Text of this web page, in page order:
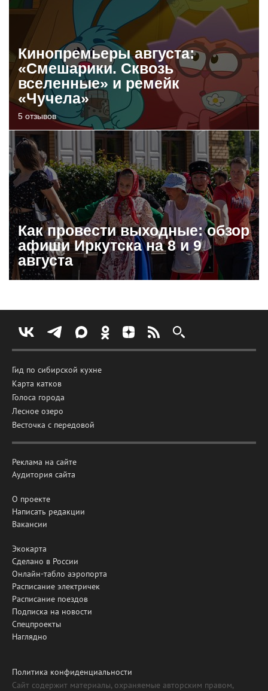
Кинопремьеры августа:
«Смешарики. Сквозь
вселенные» и ремейк
«Чучела»
5 отзывов
Как провести выходные: обзор
афиши Иркутска на 8 и 9
августа
Гид по сибирской кухне
Карта катков
Голоса города
Лесное озеро
Весточка с передовой
Реклама на сайте
Аудитория сайта
О проекте
Написать редакции
Вакансии
Экокарта
Сделано в России
Онлайн-табло аэропорта
Расписание электричек
Расписание поездов
Подписка на новости
Спецпроекты
Наглядно
Политика конфиденциальности
Сайт содержит материалы, охраняемые авторским правом,